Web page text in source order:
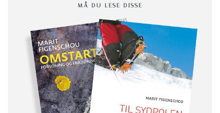
MÅ DU LESE DISSE